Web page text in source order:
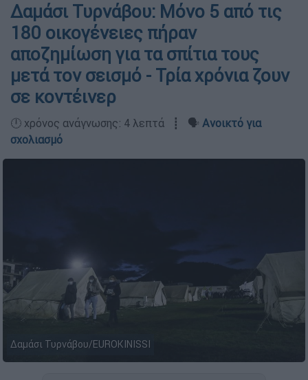
Δαμάσι Τυρνάβου: Μόνο 5 από τις
180 οικογένειες πήραν
αποζημίωση για τα σπίτια τους
μετά τον σεισμό - Τρία χρόνια ζουν
σε κοντέινερ
🕛 χρόνος ανάγνωσης: 4 λεπτά ┋ 🗣️ Ανοικτό για
σχολιασμό
Δαμάσι Τυρνάβου/EUROKINISSI